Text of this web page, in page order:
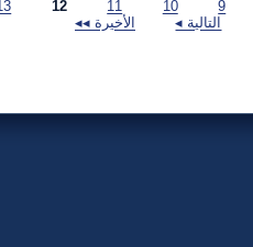
التالية ◂
الأخيرة ◂◂